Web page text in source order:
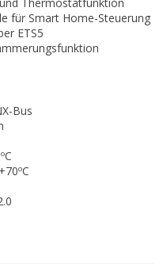
für Smart Home-Steuerung
ETS5
Bus